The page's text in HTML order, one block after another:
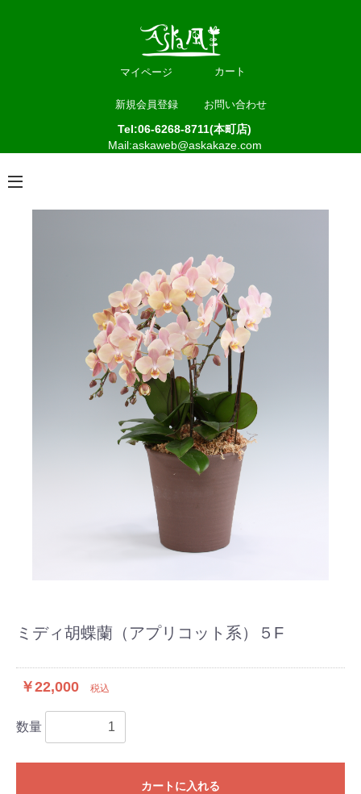
マイページ カート
新規会員登録 お問い合わせ
Tel:06-6268-8711(本町店)
Mail:askaweb@askakaze.com
ミディ胡蝶蘭（アプリコット系）５F
￥22,000 税込
数量
カートに入れる